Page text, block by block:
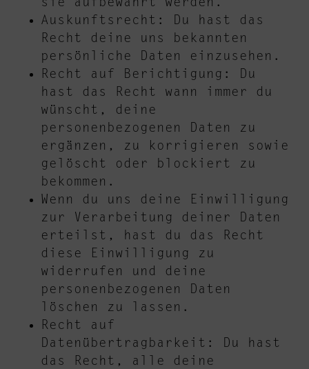
sie aufbewahrt werden.
Auskunftsrecht: Du hast das
Recht deine uns bekannten
persönliche Daten einzusehen.
Recht auf Berichtigung: Du
hast das Recht wann immer du
wünscht, deine
personenbezogenen Daten zu
ergänzen, zu korrigieren sowie
gelöscht oder blockiert zu
bekommen.
Wenn du uns deine Einwilligung
zur Verarbeitung deiner Daten
erteilst, hast du das Recht
diese Einwilligung zu
widerrufen und deine
personenbezogenen Daten
löschen zu lassen.
Recht auf
Datenübertragbarkeit: Du hast
das Recht, alle deine